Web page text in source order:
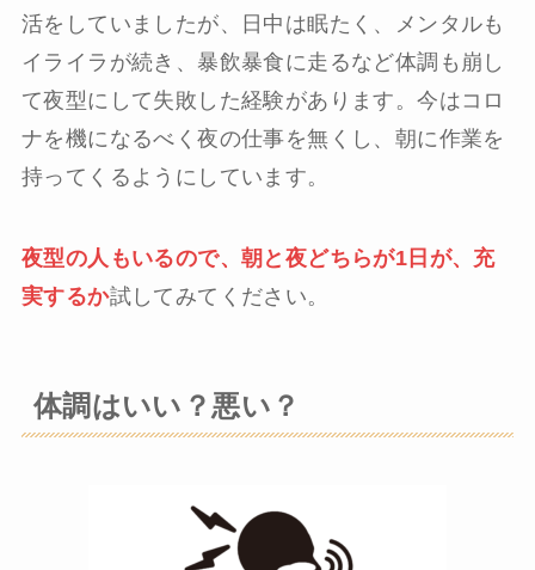
活をしていましたが、日中は眠たく、メンタルも
イライラが続き、暴飲暴食に走るなど体調も崩し
て夜型にして失敗した経験があります。今はコロ
ナを機になるべく夜の仕事を無くし、朝に作業を
持ってくるようにしています。
夜型の人もいるので、朝と夜どちらが1日が、充
実するか試してみてください。
体調はいい？悪い？